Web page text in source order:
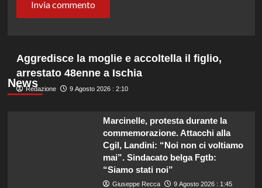
News
Aggredisce la moglie e accoltella il figlio,
arrestato 48enne a Ischia
Redazione 9 Agosto 2026 : 2:10
Marcinelle, protesta durante la
commemorazione. Attacchi alla
Cgil, Landini: “Noi non ci voltiamo
mai”. Sindacato belga Fgtb:
“Siamo stati noi”
Giuseppe Recca 9 Agosto 2026 : 1:45